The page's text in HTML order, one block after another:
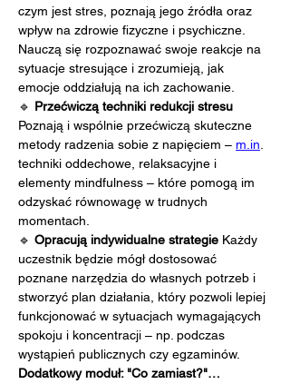
czym jest stres, poznają jego źródła oraz
wpływ na zdrowie fizyczne i psychiczne.
Nauczą się rozpoznawać swoje reakcje na
sytuacje stresujące i zrozumieją, jak
emocje oddziałują na ich zachowanie.
🔹 Przećwiczą techniki redukcji stresu
Poznają i wspólnie przećwiczą skuteczne
metody radzenia sobie z napięciem – m.in
techniki oddechowe, relaksacyjne i
elementy mindfulness – które pomogą im
odzyskać równowagę w trudnych
momentach.
🔹 Opracują indywidualne strategie Każdy
uczestnik będzie mógł dostosować
poznane narzędzia do własnych potrzeb i
stworzyć plan działania, który pozwoli lepiej
funkcjonować w sytuacjach wymagających
spokoju i koncentracji – np. podczas
wystąpień publicznych czy egzaminów.
Dodatkowy moduł: "Co zamiast?"…